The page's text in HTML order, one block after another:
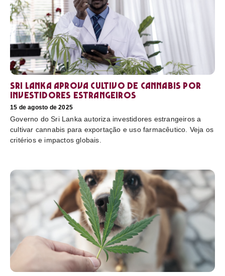
Sri Lanka aprova cultivo de cannabis por
investidores estrangeiros
15 de agosto de 2025
Governo do Sri Lanka autoriza investidores estrangeiros a
cultivar cannabis para exportação e uso farmacêutico. Veja os
critérios e impactos globais.